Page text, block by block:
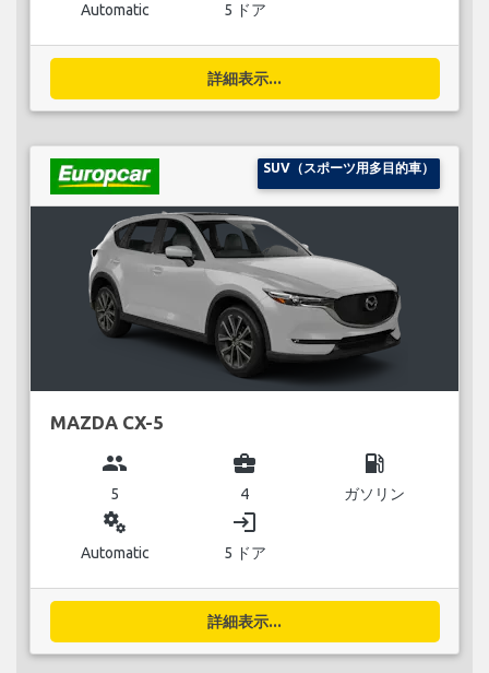
Automatic 5 ドア
詳細表示...
SUV（スポーツ用多目的車）
MAZDA CX-5
group
5
business_center
4
local_gas_station
ガソリン
miscellaneous_services
Automatic
login
5 ドア
詳細表示...